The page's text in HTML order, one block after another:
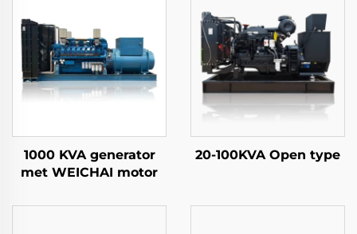
1000 KVA generator
met WEICHAI motor
20-100KVA Open type